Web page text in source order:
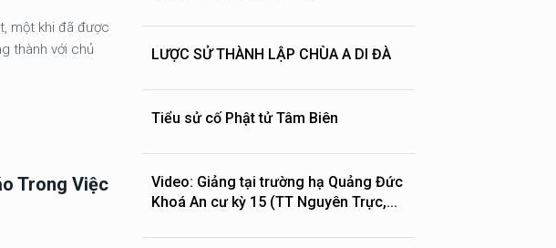
một khi đã được
thành với chủ
Trong Việc
LƯỢC SỬ THÀNH LẬP CHÙA A DI ĐÀ
Tiểu sử cố Phật tử Tâm Biên
Video: Giảng tại trường hạ Quảng Đức
Khoá An cư kỳ 15 (TT Nguyên Trực,...